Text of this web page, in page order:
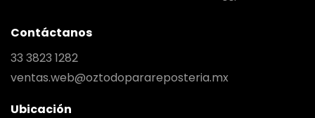
Contáctanos
33 3823 1282
ventas.web@oztodoparareposteria.mx
Ubicación